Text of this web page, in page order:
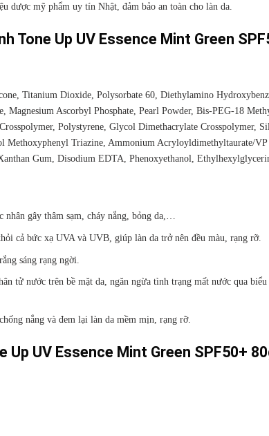
dược mỹ phẩm uy tín Nhật, đảm bảo an toàn cho làn da.
Tone Up UV Essence Mint Green
Titanium Dioxide, Polysorbate 60, Diethylamino
Ascorbyl Phosphate, Pearl Powder, Bis-PEG-18
Polystyrene, Glycol Dimethacrylate Crosspolymer,
Triazine, Ammonium Acryloyldimethyltaurate/VP
Gum, Disodium EDTA, Phenoxyethanol,
gây thâm sạm, cháy nắng, bỏng da,…
cả bức xạ UVA và UVB, giúp làn da trở nên đều màu, rạng rỡ.
sáng rạng ngời.
tử nước trên bề mặt da, ngăn ngừa tình trạng mất nước qua
nắng và đem lại làn da mềm mịn, rạng rỡ.
Up UV Essence Mint Green SPF50+